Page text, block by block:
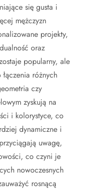
się gusta i
mężczyzn
projekty,
oraz
popularny, ale
różnych
czy
zyskują na
i kolorystyce, co
dynamiczne i
uwagę,
co czyni je
nowoczesnych
rosnącą